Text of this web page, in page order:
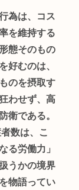
為は、コス
を維持する
態そのもの
好むのは、
のを摂取す
わせず、高
衛である。
数は、こ
る労働力」
うかの境界
物語ってい